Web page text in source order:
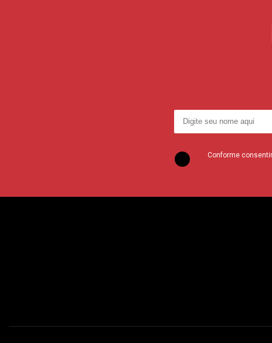
Conforme